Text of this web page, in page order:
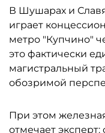
В Шушарах и
играет
метро "Купчино"
это фактически
магистральный
обозримой
При этом
отмечает